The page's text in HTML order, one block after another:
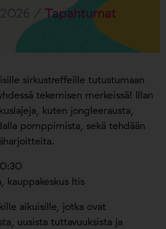
Tapahtumat
sirkustreffeille tutustumaan
tekemisen merkeissä! Illan
kuten jongleerausta,
pomppimista, sekä tehdään
kauppakeskus Itis
aikuisille, jotka ovat
uusista tuttavuuksista ja